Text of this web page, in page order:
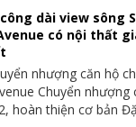
dài view sông
có nội thất
nhượng căn hộ
Chuyển nhượng
hoàn thiện cơ bản